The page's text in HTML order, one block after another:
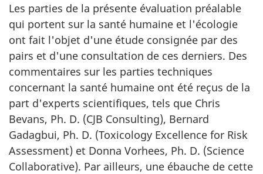
Les parties de la présente évaluation préalable
qui portent sur la santé humaine et l'écologie
ont fait l'objet d'une étude consignée par des
pairs et d'une consultation de ces derniers. Des
commentaires sur les parties techniques
concernant la santé humaine ont été reçus de la
part d'experts scientifiques, tels que Chris
Bevans, Ph. D. (CJB Consulting), Bernard
Gadagbui, Ph. D. (Toxicology Excellence for Risk
Assessment) et Donna Vorhees, Ph. D. (Science
Collaborative). Par ailleurs, une ébauche de cette